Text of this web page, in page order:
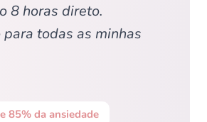
8 horas direto.
para todas as minhas
85% da ansiedade